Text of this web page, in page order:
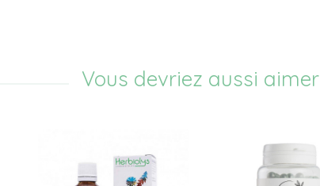
Vous devriez aussi aimer